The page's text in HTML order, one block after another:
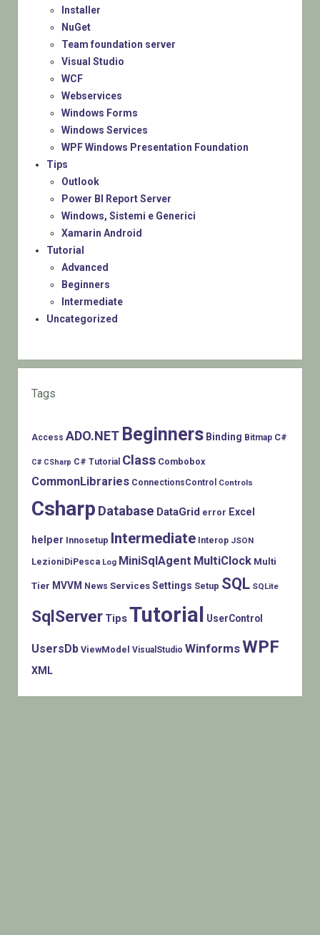
Installer
NuGet
Team foundation server
Visual Studio
WCF
Webservices
Windows Forms
Windows Services
WPF Windows Presentation Foundation
Tips
Outlook
Power BI Report Server
Windows, Sistemi e Generici
Xamarin Android
Tutorial
Advanced
Beginners
Intermediate
Uncategorized
Tags
Access ADO.NET Beginners Binding Bitmap C#
C# CSharp C# Tutorial Class Combobox
CommonLibraries ConnectionsControl Controls
Csharp Database DataGrid error Excel
helper Innosetup Intermediate Interop JSON
LezioniDiPesca Log MiniSqlAgent MultiClock Multi
Tier MVVM News Services Settings Setup SQL SQLite
SqlServer TipsTutorial UserControl
UsersDb ViewModel VisualStudio WinformsWPF
XML